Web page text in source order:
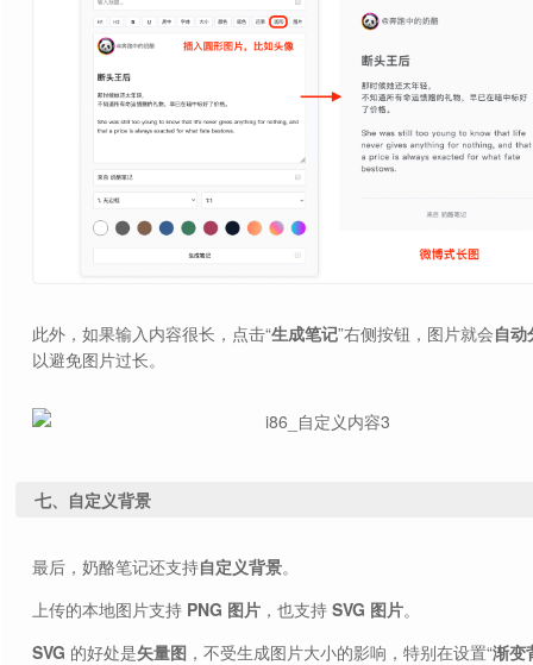
此外，如果输入内容很长，点击“生成笔记”右侧按钮，图片就会自动
以避免图片过长。
七、自定义背景
最后，奶酪笔记还支持自定义背景。
上传的本地图片支持 PNG 图片 ，也支持 SVG 图片。
SVG 的好处是矢量图 ，不受生成图片大小的影响，特别在设置“渐变